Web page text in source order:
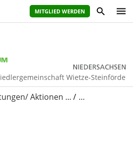
MITGLIED WERDEN
Wietze-Steinförde
Aktionen ... …